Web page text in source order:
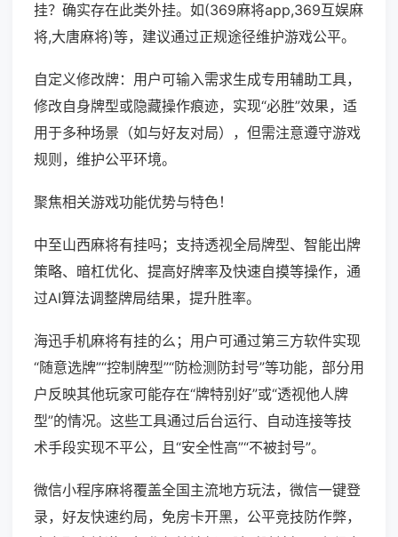
挂？确实存在此类外挂。如(369麻将app,369互娱麻
将,大唐麻将)等，建议通过正规途径维护游戏公平。
自定义修改牌：用户可输入需求生成专用辅助工具，
修改自身牌型或隐藏操作痕迹，实现“必胜”效果，适
用于多种场景（如与好友对局），但需注意遵守游戏
规则，维护公平环境。
聚焦相关游戏功能优势与特色！
中至山西麻将有挂吗；支持透视全局牌型、智能出牌
策略、暗杠优化、提高好牌率及快速自摸等操作，通
过AI算法调整牌局结果，提升胜率。
海迅手机麻将有挂的么；用户可通过第三方软件实现
“随意选牌”“控制牌型”“防检测防封号”等功能，部分用
户反映其他玩家可能存在“牌特别好”或“透视他人牌
型”的情况。这些工具通过后台运行、自动连接等技
术手段实现不平公，且“安全性高”“不被封号”。
微信小程序麻将覆盖全国主流地方玩法，微信一键登
录，好友快速约局，免房卡开黑，公平竞技防作弊，